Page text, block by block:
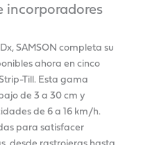
incorporadores
SAMSON completa su
ahora en cinco
Till. Esta gama
de 3 a 30 cm y
de 6 a 16 km/h.
para satisfacer